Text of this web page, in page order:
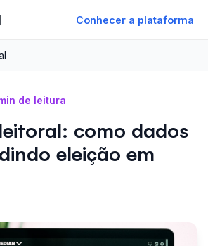
Conhecer a plataforma
de leitura
como dados
eleição em